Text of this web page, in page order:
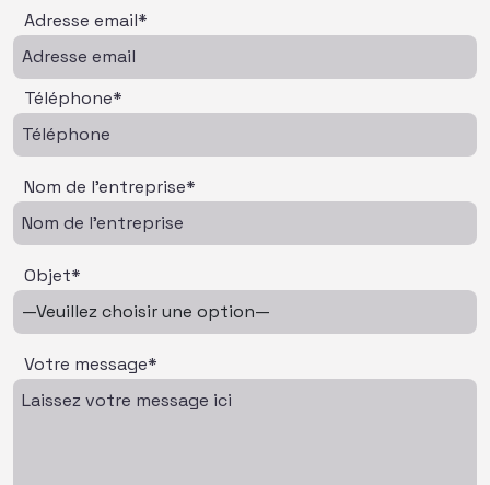
Adresse email*
Téléphone*
Nom de l'entreprise*
Objet*
Votre message*